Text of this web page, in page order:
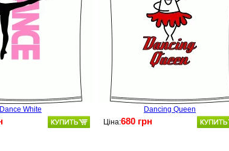
Dance White
Dancing Queen
Ціна:680 грн